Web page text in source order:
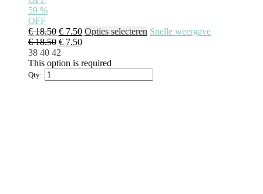
59 %
OFF
€18.50 € 7.50 Opties selecteren Snelle weergave
€18.50 € 7.50
38 40 42
This option is required
Qty: